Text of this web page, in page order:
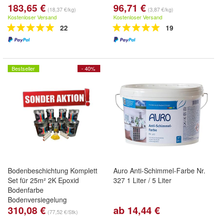
183,65 € (18,37 €/kg)
Kostenloser Versand
22
96,71 € (3,87 €/kg)
Kostenloser Versand
19
- 40%
Bestseller
Bodenbeschichtung Komplett
Set für 25m² 2K Epoxid
Bodenfarbe
Bodenversiegelung
Versiegelung ProfilineS
310,08 € (77,52 €/Stk)
Auro Anti-Schimmel-Farbe Nr.
327 1 Liter / 5 Liter
ab 14,44 €